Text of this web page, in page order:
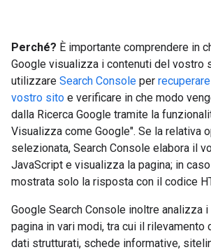
Perché? È importante comprendere in
Google visualizza i contenuti del vostro
utilizzare Search Console per
vostro sito e verificare in che modo
dalla Ricerca Google tramite la
Visualizza come Google". Se la relativa
selezionata, Search Console elabora il
JavaScript e visualizza la pagina; in
mostrata solo la risposta con il codice
Google Search Console inoltre analizza
pagina in vari modi, tra cui il rilevamento
dati strutturati, schede informative,